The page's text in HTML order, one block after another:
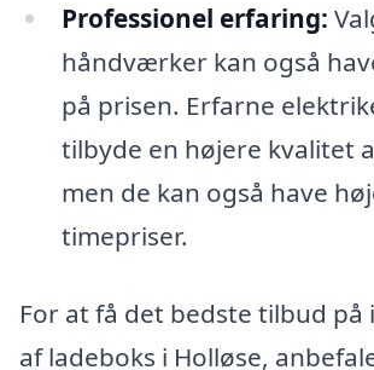
Professionel erfaring:
håndværker kan også
på prisen. Erfarne
tilbyde en højere kvalitet
men de kan også have
timepriser.
For at få det bedste tilbud på
af ladeboks i Holløse,